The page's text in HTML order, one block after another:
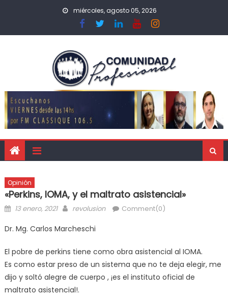
miércoles, agosto 05, 2026
Opinión
«Perkins, IOMA, y el maltrato asistencial»
13 enero, 2021 revolusion Comment(0)
Dr. Mg. Carlos Marcheschi
El pobre de perkins tiene como obra asistencial al IOMA.
Es como estar preso de un sistema que no te deja elegir, me
dijo y soltó alegre de cuerpo , ¡es el instituto oficial de
maltrato asistencial!.